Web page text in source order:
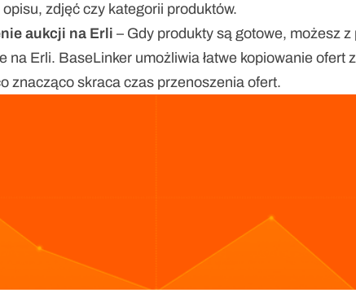
zdjęć czy kategorii produktów.
aukcji na Erli – Gdy produkty są gotowe, możesz
na Erli. BaseLinker umożliwia łatwe kopiowanie ofert
znacząco skraca czas przenoszenia ofert.